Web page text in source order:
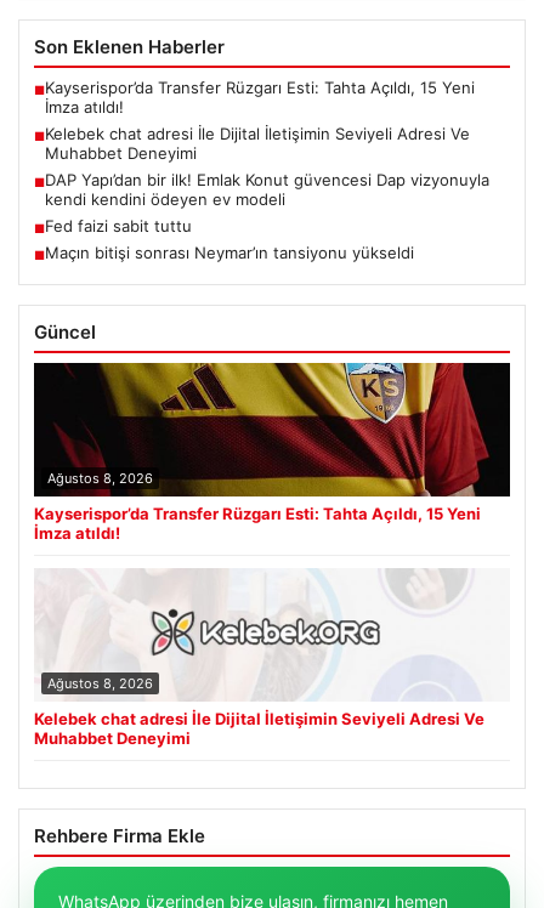
Son Eklenen Haberler
■Kayserispor’da Transfer Rüzgarı Esti: Tahta Açıldı, 15 Yeni
İmza atıldı!
■Kelebek chat adresi İle Dijital İletişimin Seviyeli Adresi Ve
Muhabbet Deneyimi
■DAP Yapı’dan bir ilk! Emlak Konut güvencesi Dap vizyonuyla
kendi kendini ödeyen ev modeli
■Fed faizi sabit tuttu
■Maçın bitişi sonrası Neymar’ın tansiyonu yükseldi
Güncel
Ağustos 8, 2026
Kayserispor’da Transfer Rüzgarı Esti: Tahta Açıldı, 15 Yeni
İmza atıldı!
Ağustos 8, 2026
Kelebek chat adresi İle Dijital İletişimin Seviyeli Adresi Ve
Muhabbet Deneyimi
Rehbere Firma Ekle
WhatsApp üzerinden bize ulaşın, firmanızı hemen